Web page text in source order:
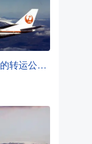
美国海淘应该选择什么样的转运公司？